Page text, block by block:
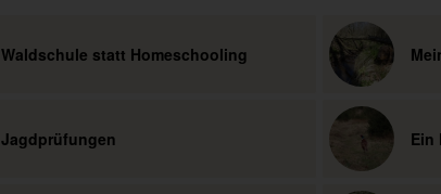
Waldschule statt Homeschooling
Jagdprüfungen Ein